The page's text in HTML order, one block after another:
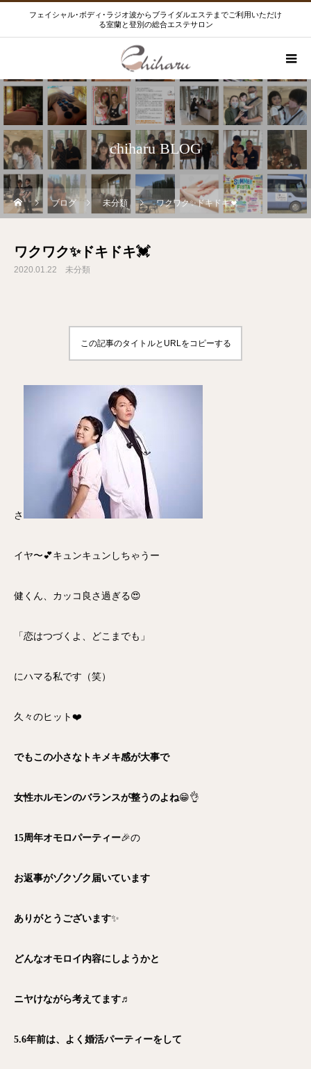
フェイシャル･ボディ･ラジオ波からブライダルエステまでご利用いただけ
る室蘭と登別の総合エステサロン
chiharu BLOG
ブログ 未分類 ワクワク✨ドキドキ💓
ワクワク✨ドキドキ💓
2020.01.22 未分類
この記事のタイトルとURLをコピーする
さ
イヤ〜💕キュンキュンしちゃうー
健くん、カッコ良さ過ぎる😍
「恋はつづくよ、どこまでも」
にハマる私です（笑）
久々のヒット❤️
でもこの小さなトキメキ感が大事で
女性ホルモンのバランスが整うのよね😁👌
15周年オモロパーティー🎉の
お返事がゾクゾク届いています
ありがとうございます✨
どんなオモロイ内容にしようかと
ニヤけながら考えてます♬
5.6年前は、よく婚活パーティーをして